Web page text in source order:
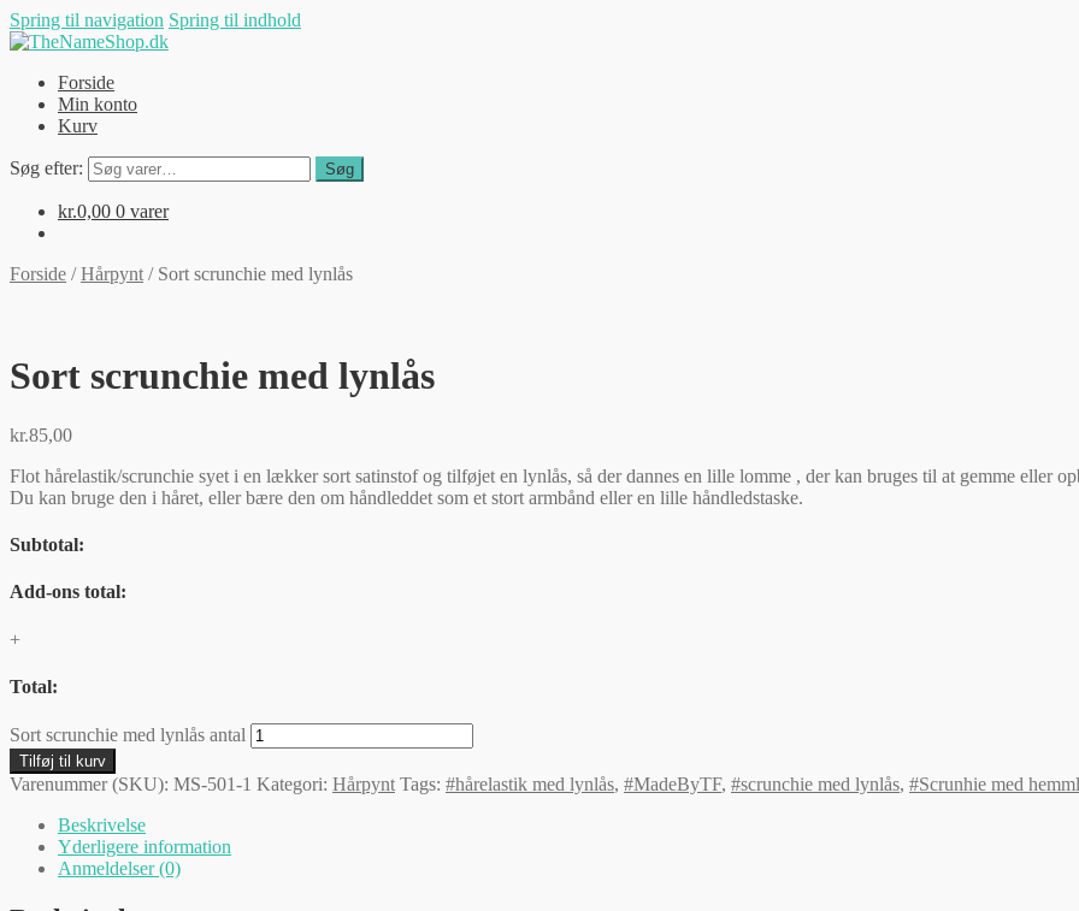
Spring til navigation Spring til indhold
Forside
Min konto
Kurv
Søg efter: Søg
kr.0,00 0 varer
Forside /Hårpynt / Sort scrunchie med lynlås
Sort scrunchie med lynlås
kr.85,00
Flot hårelastik/scrunchie syet i en lækker sort satinstof og tilføjet en lynlås, så der dannes en lille lomme , der kan bruges til at gemme eller
Du kan bruge den i håret, eller bære den om håndleddet som et stort armbånd eller en lille håndledstaske.
Subtotal:
Add-ons total:
+
Total:
Sort scrunchie med lynlås antal
Tilføj til kurv
Varenummer (SKU): MS-501-1 Kategori: Hårpynt Tags: #hårelastik med lynlås, #MadeByTF, #scrunchie med lynlås, #Scrunhie med
Beskrivelse
Yderligere information
Anmeldelser (0)